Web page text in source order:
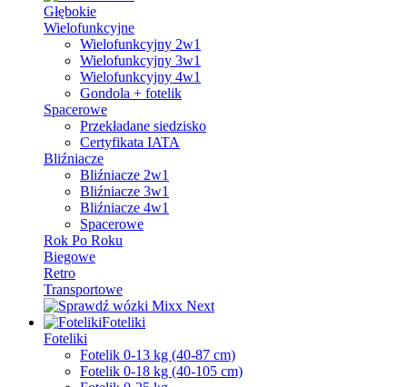
Głębokie
Wielofunkcyjne
Wielofunkcyjny 2w1
Wielofunkcyjny 3w1
Wielofunkcyjny 4w1
Gondola + fotelik
Spacerowe
Przekładane siedzisko
Certyfikata IATA
Bliźniacze
Bliźniacze 2w1
Bliźniacze 3w1
Bliźniacze 4w1
Spacerowe
Rok Po Roku
Biegowe
Retro
Transportowe
Foteliki
Foteliki
Fotelik 0-13 kg (40-87 cm)
Fotelik 0-18 kg (40-105 cm)